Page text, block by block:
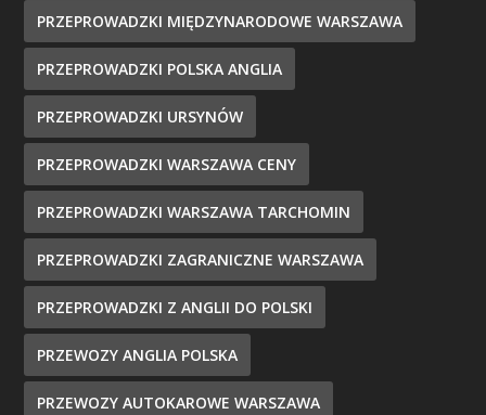
PRZEPROWADZKI MIĘDZYNARODOWE WARSZAWA
PRZEPROWADZKI POLSKA ANGLIA
PRZEPROWADZKI URSYNÓW
PRZEPROWADZKI WARSZAWA CENY
PRZEPROWADZKI WARSZAWA TARCHOMIN
PRZEPROWADZKI ZAGRANICZNE WARSZAWA
PRZEPROWADZKI Z ANGLII DO POLSKI
PRZEWOZY ANGLIA POLSKA
PRZEWOZY AUTOKAROWE WARSZAWA